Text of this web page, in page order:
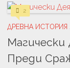
2
ДРЕВНА ИСТОРИЯ
Преди